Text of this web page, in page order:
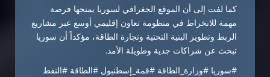
كما لفت إلى أن الموقع الجغرافي لسوريا يمنحها فرصة
مهمة للانخراط في منظومة تعاون إقليمي أوسع عبر مشاريع
الربط وتطوير البنية التحتية وتجارة الطاقة، مؤكداً أن سوريا
تبحث عن شراكات جدية وطويلة الأمد.
#سوريا #وزارة_الطاقة #قمة_إسطنبول #الطاقة #النفط